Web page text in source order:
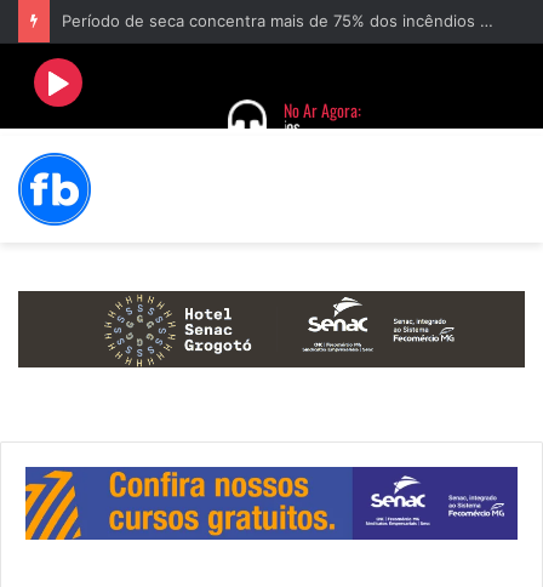
Período de seca concentra mais de 75% dos incêndios às margens da BR-040 e reforça alerta para prevenção